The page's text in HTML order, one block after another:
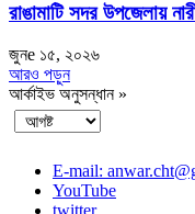
রাঙামাটি সদর উপজেলায়
জুনe ১৫, ২০২৬
আরও পড়ুন
আর্কাইভ অনুসন্ধান »
E-mail:
YouTube